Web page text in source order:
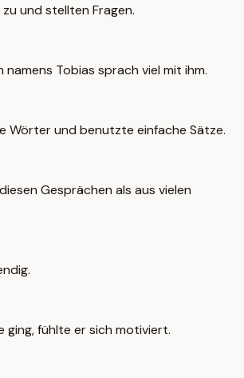
und stellten Fragen.
namens Tobias sprach viel mit ihm.
Wörter und benutzte einfache Sätze.
Gesprächen als aus vielen
ging, fühlte er sich motiviert.